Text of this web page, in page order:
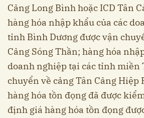
Cảng Long Bình hoặc ICD Tân
hàng hóa nhập khẩu của các
tỉnh Bình Dương được vận
Cảng Sóng Thần; hàng hóa
doanh nghiệp tại các tỉnh miền
chuyển về cảng Tân Cảng Hiệp
hàng hóa tồn đọng đã được
định giá hàng hóa tồn đọng